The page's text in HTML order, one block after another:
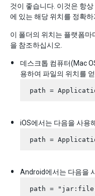
것이 좋습니다. 이것은 항
에 있는 해당 위치를 정확하
이 폴더의 위치는 플랫폼마
을 참조하십시오.
데스크톱 컴퓨터(Mac
용하여 파일의 위치를
iOS에서는 다음을 사용
Android에서는 다음을